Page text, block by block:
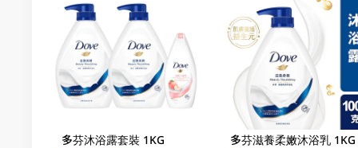
多芬沐浴露套裝 1KG 多芬滋養柔嫩沐浴乳 1KG